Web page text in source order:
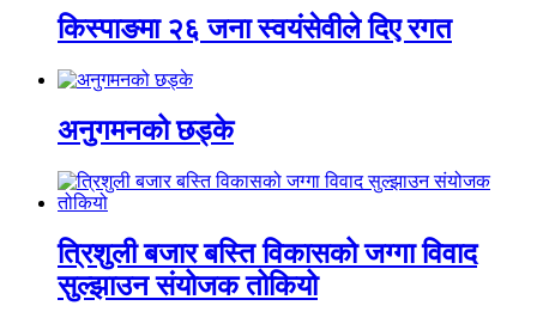
किस्पाङमा २६ जना स्वयंसेवीले दिए रगत
अनुगमनको छड्के
त्रिशुली बजार बस्ति विकासको जग्गा विवाद
सुल्झाउन संयोजक तोकियो